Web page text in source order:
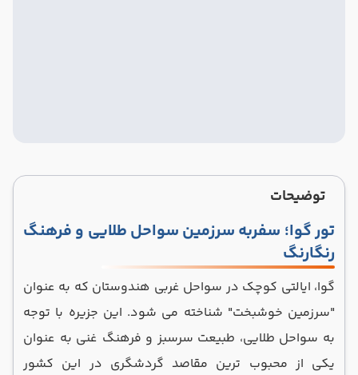
توضیحات
تور گوا؛ سفربه سرزمین سواحل طلایی و فرهنگ
رنگارنگ
گوا، ایالتی کوچک در سواحل غربی هندوستان که به عنوان
"سرزمین خوشبخت" شناخته می ‌شود. این جزیره با توجه
به سواحل طلایی، طبیعت سرسبز و فرهنگ غنی به عنوان
یکی از محبوب ‌ترین مقاصد گردشگری در این کشور